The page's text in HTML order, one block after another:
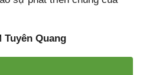
Tuyên Quang